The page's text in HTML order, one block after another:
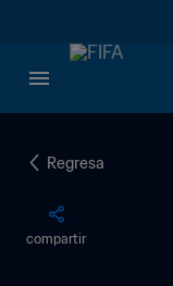
Regresa
compartir